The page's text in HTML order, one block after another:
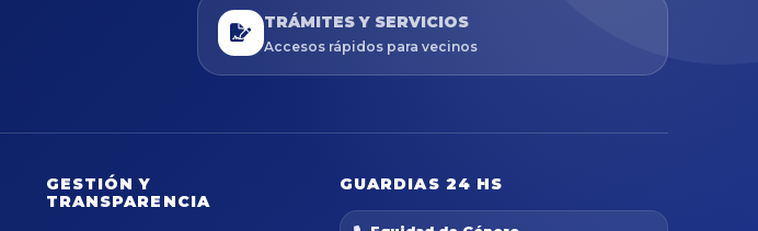
TRÁMITES Y SERVICIOS
Accesos rápidos para vecinos
GESTIÓN Y
TRANSPARENCIA
GUARDIAS 24 HS